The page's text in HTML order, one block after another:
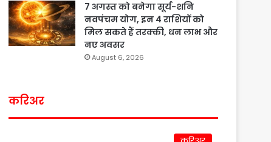
7 अगस्त को बनेगा सूर्य-शनि
नवपंचम योग, इन 4 राशियों को
मिल सकते हैं तरक्की, धन लाभ और
नए अवसर
August 6, 2026
करिअर